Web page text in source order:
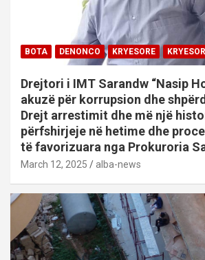
BOTA DENONCO KRYESORE
Drejtori i IMT Sarandw “Nasip
akuzë për korrupsion dhe
Drejt arrestimit dhe më një
përfshirjeje në hetime dhe
të favorizuara nga Prokuroria
March 12, 2025 alba-news